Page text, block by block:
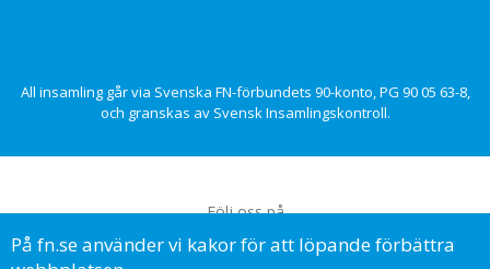
All insamling går via Svenska FN-förbundets 90-konto, PG 90 05 63-8,
och granskas av Svensk Insamlingskontroll.
Följ oss på
På fn.se använder vi kakor för att löpande förbättra